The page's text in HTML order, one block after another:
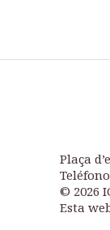
Plaça
© 2026
Esta